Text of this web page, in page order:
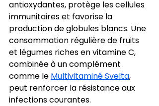
antioxydantes, protège les cellules
immunitaires et favorise la
production de globules blancs. Une
consommation régulière de fruits
et légumes riches en vitamine C,
combinée à un complément
comme le Multivitaminé Svelta,
peut renforcer la résistance aux
infections courantes.